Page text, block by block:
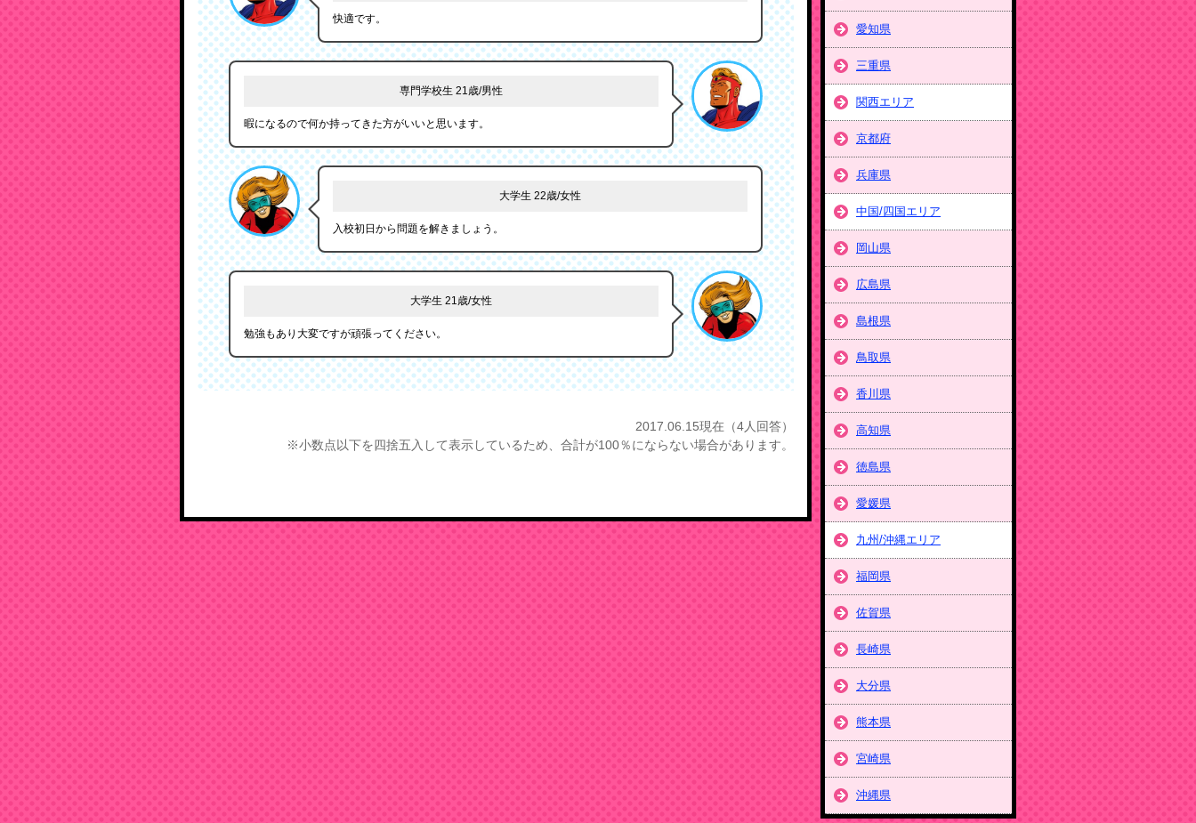
快適です。
専門学校生 21歳/男性
暇になるので何か持ってきた方がいいと思います。
大学生 22歳/女性
入校初日から問題を解きましょう。
大学生 21歳/女性
勉強もあり大変ですが頑張ってください。
2017.06.15現在（4人回答）
※小数点以下を四捨五入して表示しているため、合計が100％にならない場合があります。
愛知県
三重県
関西エリア
京都府
兵庫県
中国/四国エリア
岡山県
広島県
島根県
鳥取県
香川県
高知県
徳島県
愛媛県
九州/沖縄エリア
福岡県
佐賀県
長崎県
大分県
熊本県
宮崎県
沖縄県